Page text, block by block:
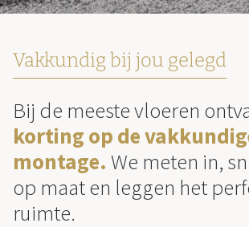
Vakkundig bij jou gelegd
Bij de meeste vloeren
korting op de
montage. We meten in,
op maat en leggen het
ruimte.